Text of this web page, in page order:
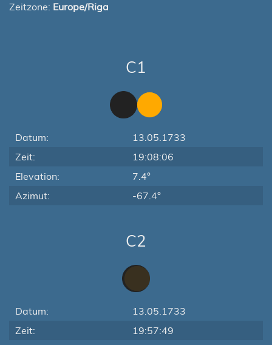
Zeitzone: Europe/Riga
C1
Datum:
13.05.1733
Zeit:
19:08:06
Elevation:
7.4°
Azimut:
-67.4°
C2
Datum:
13.05.1733
Zeit:
19:57:49